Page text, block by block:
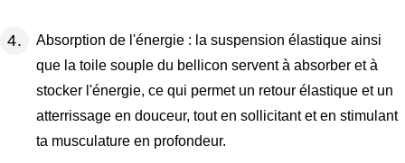
Absorption de l'énergie : la suspension élastique ainsi
que la toile souple du bellicon servent à absorber et à
stocker l'énergie, ce qui permet un retour élastique et un
atterrissage en douceur, tout en sollicitant et en stimulant
ta musculature en profondeur.